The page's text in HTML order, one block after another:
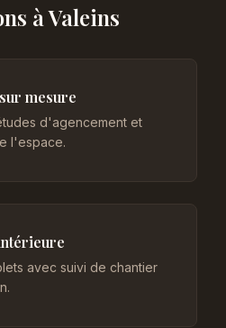
à Valeins
mesure
d'agencement et
l'espace.
avec suivi de chantier